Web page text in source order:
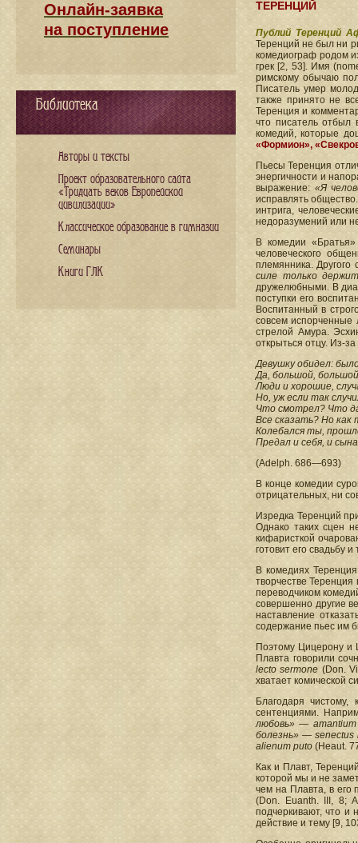
ТЕРЕНЦИЙ
Публий Теренций
Теренций не был ни
комедиограф родом
грек [2, 53]. Имя
римскому обычаю
Писатель умер
также принято не
Теренция и
что писатель
комедий, которые
«Формион»,
Пьесы Теренция
энергичности и
выражение: «Я
исправлять
интрига,
недоразумений или
В комедии
человеческого
племянника.
силе только
дружелюбными. В
поступки его
Воспитанный в
совсем
стрелой Амура.
открыться отцу. Из-
Девушку обидел:
Да, большой,
Люди и хорошие,
Но, уж если так
Что смотрел? Что
Все сказать? Но как
Колебался ты,
Предал и себя, и
(Adelph. 686—693)
В конце комедии
отрицательных, ни
Изредка Теренций
Однако таких сцен
кифаристкой
готовит его свадьбу
В комедиях
творчестве
переводчиком
совершенно другие
наставление
содержание пьес им
Поэтому Цицерону и
Плавта говорили
lecto sermone (Don.
хватает комической
Благодаря
сентенциями.
любовь» —
болезнь» — senectus
alienum puto (Heaut.
Как и Плавт,
которой мы и не
чем на Плавта, в его
(Don. Euanth. III, 8;
подчеркивают, что и
действие и тему [9,
Онлайн-заявка
на поступление
Библиотека
Авторы и тексты
Проект образовательного сайта
«Тридцать веков Европейской
цивилизации»
Классическое образование в гимназии
Семинары
Книги ГЛК